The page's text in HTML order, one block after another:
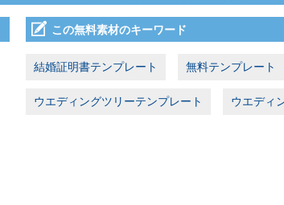
この無料素材のキーワード
結婚証明書テンプレート 無料テンプレート
ウエディングツリーテンプレート ウエディ